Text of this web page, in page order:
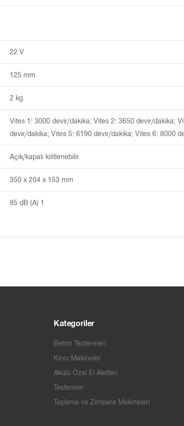
22 V
125 mm
2 kg
Vites 1: 3000 devir/dakika; Vites 2: 3650 devir/dakika;
devir/dakika; Vites 5: 6190 devir/dakika; Vites 6: 8000
Açık/kapalı kilitlenebilir
350 x 204 x 153 mm
85 dB (A) 1
Kategoriler
Beton Testereleri
Kırıcı Makineler
Akülü Özel El Aletleri
Testereler
Taşlama ve Zımpara Makineleri